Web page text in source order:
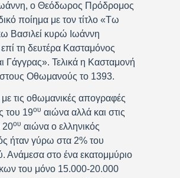
ο Θεόδωρος Πρόδρομος
ποίημα με τον τίτλο «Τω
Βασιλεί κυρώ Ιωάννη
τη δευτέρα Κασταμόνος
Γάγγρας». Τελικά η Κασταμονή
Οθωμανούς το 1393.
τις οθωμανικές απογραφές
του 19ου αιώνα αλλά και στις
20ου αιώνα ο ελληνικός
ήταν γύρω στα 2% του
Ανάμεσα στο ένα εκατομμύριο
του μόνο 15.000-20.000